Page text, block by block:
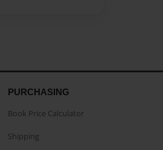
PURCHASING
Book Price Calculator
Shipping